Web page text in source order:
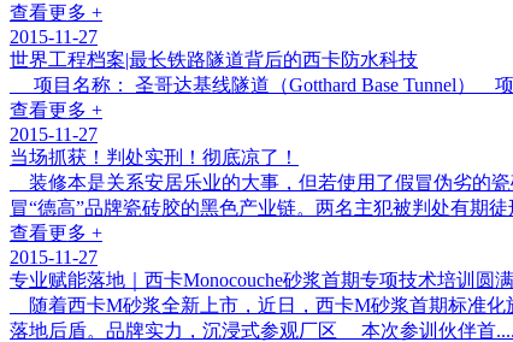
查看更多 +
2015-11-27
世界工程档案|最长铁路隧道背后的西卡防水科技
项目名称： 圣哥达基线隧道（Gotthard Base Tunnel）
查看更多 +
2015-11-27
当场抓获！判处实刑！彻底凉了！
装修本是关系安居乐业的大事，但若使用了假冒伪劣的
冒“德高”品牌瓷砖胶的黑色产业链。两名主犯被判处有期徒
查看更多 +
2015-11-27
专业赋能落地｜西卡Monocouche砂浆首期专项技术培训圆
随着西卡M砂浆全新上市，近日，西卡M砂浆首期标准化
落地后盾。品牌实力，沉浸式参观厂区 本次参训伙伴首